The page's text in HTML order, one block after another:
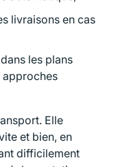
livraisons en cas
les plans
approches
Elle
et bien, en
difficilement